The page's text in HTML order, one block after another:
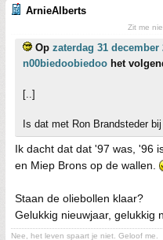
ArnieAlberts
Zit me
Op zaterdag 31 december
n00biedoobiedoo het
[..]
Is dat met Ron Brandsteder
Ik dacht dat dat '97 was, '96
en Miep Brons op de wallen.
Staan de oliebollen klaar?
Gelukkig nieuwjaar, gelukkig
Nee, het leven spaart je niet. Geloof me.